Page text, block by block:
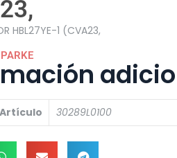
HBL27YE-1 (CVA23,
PARKE
30289L0100